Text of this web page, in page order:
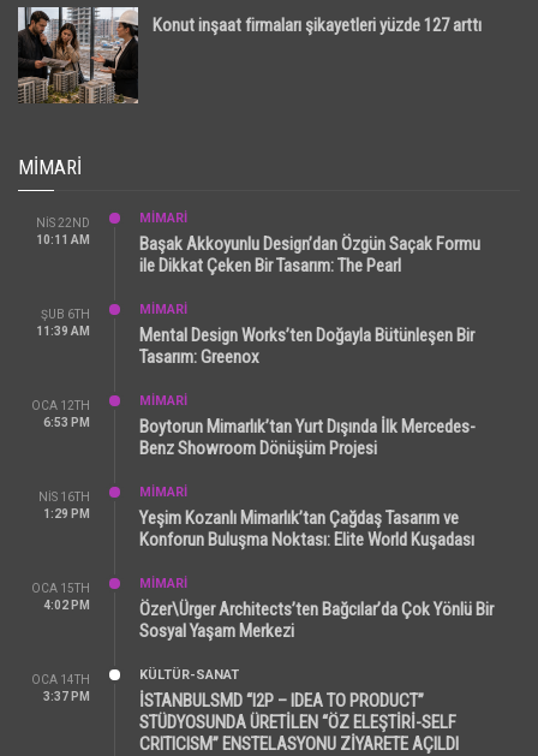
Konut inşaat firmaları şikayetleri yüzde 127 arttı
MIMARI
NIS 22ND
10:11 AM
MİMARİ
Başak Akkoyunlu Design’dan Özgün Saçak Formu
ile Dikkat Çeken Bir Tasarım: The Pearl
ŞUB 6TH
11:39 AM
MİMARİ
Mental Design Works’ten Doğayla Bütünleşen Bir
Tasarım: Greenox
OCA 12TH
6:53 PM
MİMARİ
Boytorun Mimarlık’tan Yurt Dışında İlk Mercedes-
Benz Showroom Dönüşüm Projesi
NIS 16TH
1:29 PM
MİMARİ
Yeşim Kozanlı Mimarlık’tan Çağdaş Tasarım ve
Konforun Buluşma Noktası: Elite World Kuşadası
OCA 15TH
4:02 PM
MİMARİ
Özer\Ürger Architects’ten Bağcılar’da Çok Yönlü Bir
Sosyal Yaşam Merkezi
OCA 14TH
3:37 PM
KÜLTÜR-SANAT
İSTANBULSMD “I2P – IDEA TO PRODUCT”
STÜDYOSUNDA ÜRETİLEN “ÖZ ELEŞTİRİ-SELF
CRITICISM” ENSTELASYONU ZİYARETE AÇILDI